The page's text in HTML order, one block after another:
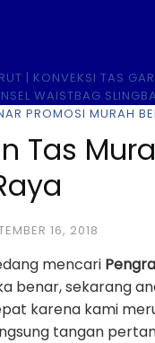
Tas
16, 2018
mencari
benar, sekarang
karena kami
tangan